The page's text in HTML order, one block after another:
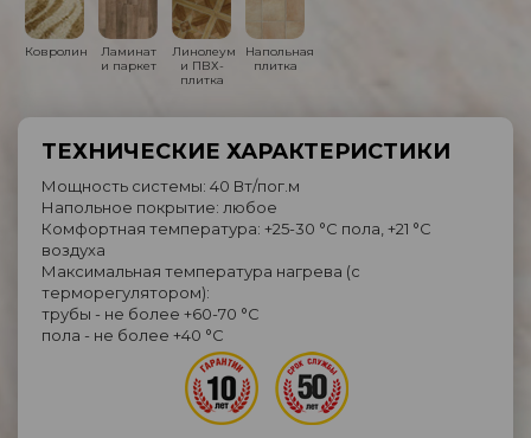
Ковролин
Ламинат
и паркет
Линолеум
и ПВХ-
плитка
Напольная
плитка
ТЕХНИЧЕСКИЕ ХАРАКТЕРИСТИКИ
Мощность системы: 40 Вт/пог.м
Напольное покрытие: любое
Комфортная температура: +25-30 °C пола, +21 °C
воздуха
Максимальная температура нагрева (с
терморегулятором):
трубы - не более +60-70 °C
пола - не более +40 °C